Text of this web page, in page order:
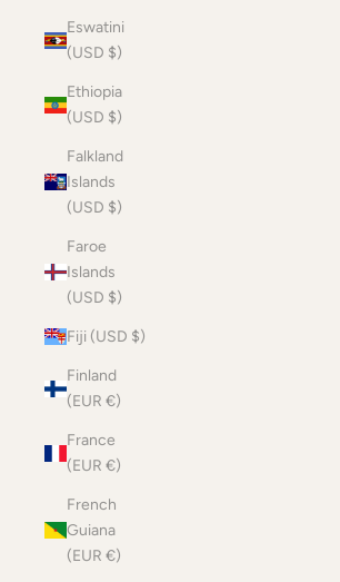
Eswatini
(USD $)
Ethiopia
(USD $)
Falkland
Islands
(USD $)
Faroe
Islands
(USD $)
Fiji (USD $)
Finland
(EUR €)
France
(EUR €)
French
Guiana
(EUR €)